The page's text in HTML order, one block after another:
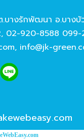
างรักพัฒนา อ.บางบัว
, 02-920-8588 099-
, info@jk-